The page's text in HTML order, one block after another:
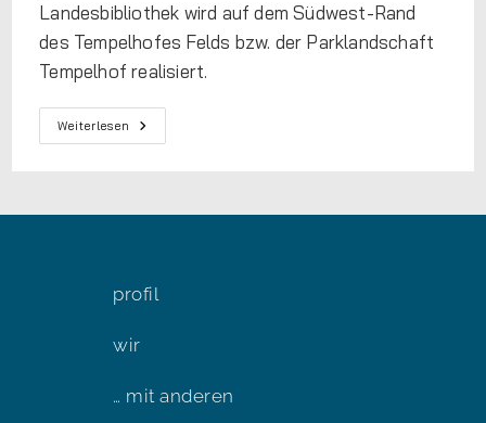
Landesbibliothek wird auf dem Südwest-Rand
des Tempelhofes Felds bzw. der Parklandschaft
Tempelhof realisiert.
Weiterlesen
profil
wir
… mit anderen